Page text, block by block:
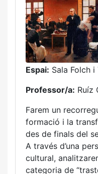
Espai: Sala Folch i
Professor/a: Ruíz
Farem un
formació i la
des de finals del
A través d’una
cultural,
categoria de